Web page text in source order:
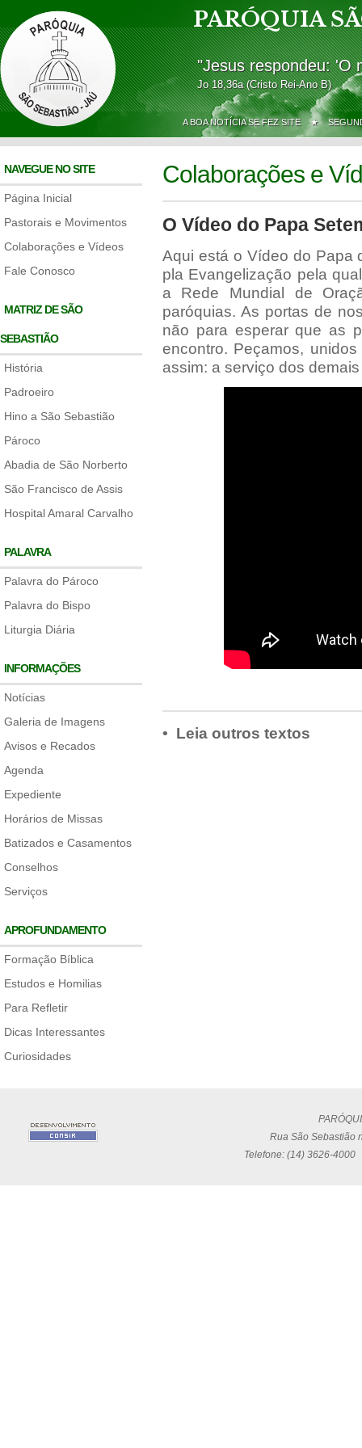
PARÓQUIA
"Jesus respondeu: 'O
Jo 18,36a (Cristo Rei-Ano B)
A BOA NOTÍCIA SE FEZ SITE ★
NAVEGUE NO SITE
Página Inicial
Pastorais e Movimentos
Colaborações e Vídeos
Fale Conosco
MATRIZ DE SÃO
SEBASTIÃO
História
Padroeiro
Hino a São Sebastião
Pároco
Abadia de São Norberto
São Francisco de Assis
Hospital Amaral Carvalho
PALAVRA
Palavra do Pároco
Palavra do Bispo
Liturgia Diária
INFORMAÇÕES
Notícias
Galeria de Imagens
Avisos e Recados
Agenda
Expediente
Horários de Missas
Batizados e Casamentos
Conselhos
Serviços
APROFUNDAMENTO
Formação Bíblica
Estudos e Homilias
Para Refletir
Dicas Interessantes
Curiosidades
Colaborações e
O Vídeo do Papa
Aqui está o Vídeo do Papa
pla Evangelização pela
a Rede Mundial de
paróquias. As portas de
não para esperar que as
encontro. Peçamos,
assim: a serviço dos
• Leia outros textos
Rua São Sebastião
Telefone: (14) 3626-